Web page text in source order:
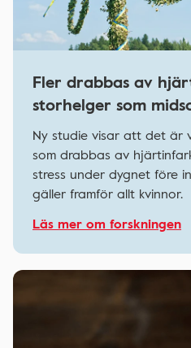
Fler drabbas av
storhelger som
Ny studie visar att det är
som drabbas av
stress under dygnet före
gäller framför allt kvinnor.
Läs mer om forskningen